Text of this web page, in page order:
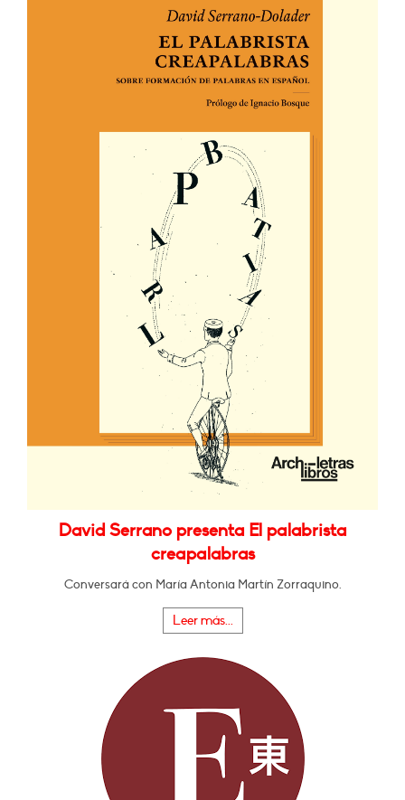
David Serrano presenta El palabrista
creapalabras
Conversará con María Antonia Martín Zorraquino.
Leer más...